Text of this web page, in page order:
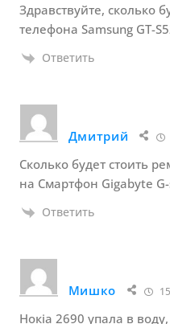
Здравствуйте, сколько
телефона Samsung GT-
Ответить
Дмитрий
Сколько будет стоить
на Смартфон Gigabyte
Ответить
Мишко
Нокіа 2690 упала в